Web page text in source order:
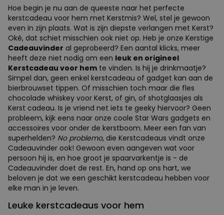
Hoe begin je nu aan de queeste naar het perfecte
kerstcadeau voor hem met Kerstmis? Wel, stel je gewoon
even in zijn plaats. Wat is zijn diepste verlangen met Kerst?
Oké, dat schiet misschien ook niet op. Heb je onze Kerstige
Cadeauvinder al geprobeerd? Een aantal klicks, meer
heeft deze niet nodig om een leuk en origineel
Kerstcadeau voor hem te vinden. Is hij je drinkmaatje?
Simpel dan, geen enkel kerstcadeau of gadget kan aan de
bierbrouwset tippen. Of misschien toch maar die fles
chocolade whiskey voor Kerst, of gin, of shotglaasjes als
Kerst cadeau. Is je vriend net iets te geeky hiervoor? Geen
probleem, kijk eens naar onze coole Star Wars gadgets en
accessoires voor onder de kerstboom. Meer een fan van
superhelden? No problemo, die Kerstcadeaus vindt onze
Cadeauvinder ook! Gewoon even aangeven wat voor
persoon hij is, en hoe groot je spaarvarkentje is - de
Cadeauvinder doet de rest. En, hand op ons hart, we
beloven je dat we een geschikt kerstcadeau hebben voor
elke man in je leven.
Leuke kerstcadeaus voor hem